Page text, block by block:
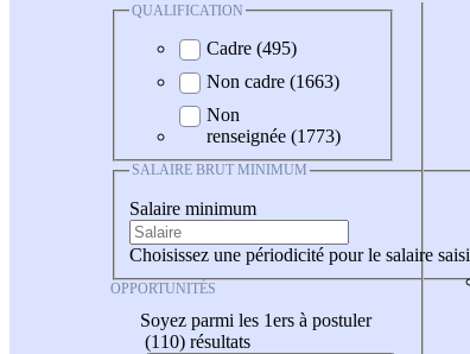
QUALIFICATION
Cadre (495)
Non cadre (1663)
Non
renseignée (1773)
SALAIRE BRUT MINIMUM
Salaire minimum
Choisissez une périodicité pour le salaire saisi
OPPORTUNITÉS
Soyez parmi les 1ers à postuler
(110) résultats